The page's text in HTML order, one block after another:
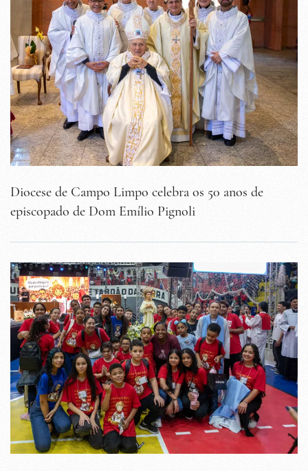
Diocese de Campo Limpo celebra os 50 anos de
episcopado de Dom Emílio Pignoli